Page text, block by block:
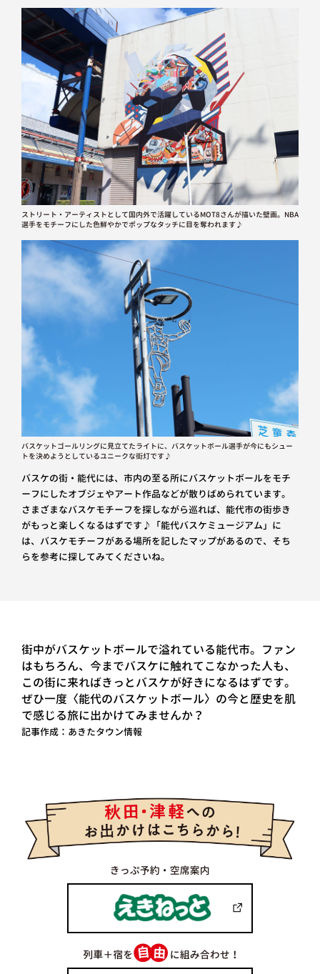
ストリート・アーティストとして国内外で活躍しているMOT8さんが描いた壁画。NBA
選手をモチーフにした色鮮やかでポップなタッチに目を奪われます♪
バスケットゴールリングに見立てたライトに、バスケットボール選手が今にもシュー
トを決めようとしているユニークな街灯です♪
バスケの街・能代には、市内の至る所にバスケットボールをモチ
ーフにしたオブジェやアート作品などが散りばめられています。
さまざまなバスケモチーフを探しながら巡れば、能代市の街歩き
がもっと楽しくなるはずです♪「能代バスケミュージアム」に
は、バスケモチーフがある場所を記したマップがあるので、そち
らを参考に探してみてくださいね。
街中がバスケットボールで溢れている能代市。ファン
はもちろん、今までバスケに触れてこなかった人も、
この街に来ればきっとバスケが好きになるはずです。
ぜひ一度〈能代のバスケットボール〉の今と歴史を肌
で感じる旅に出かけてみませんか？
記事作成：あきたタウン情報